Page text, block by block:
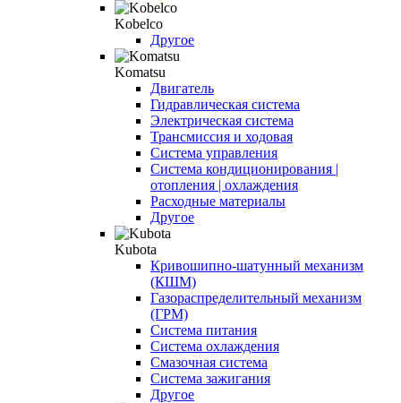
Kobelco
Другое
Komatsu
Двигатель
Гидравлическая система
Электрическая система
Трансмиссия и ходовая
Система управления
Система кондиционирования |
отопления | охлаждения
Расходные материалы
Другое
Kubota
Кривошипно-шатунный механизм
(КШМ)
Газораспределительный механизм
(ГРМ)
Система питания
Система охлаждения
Смазочная система
Система зажигания
Другое